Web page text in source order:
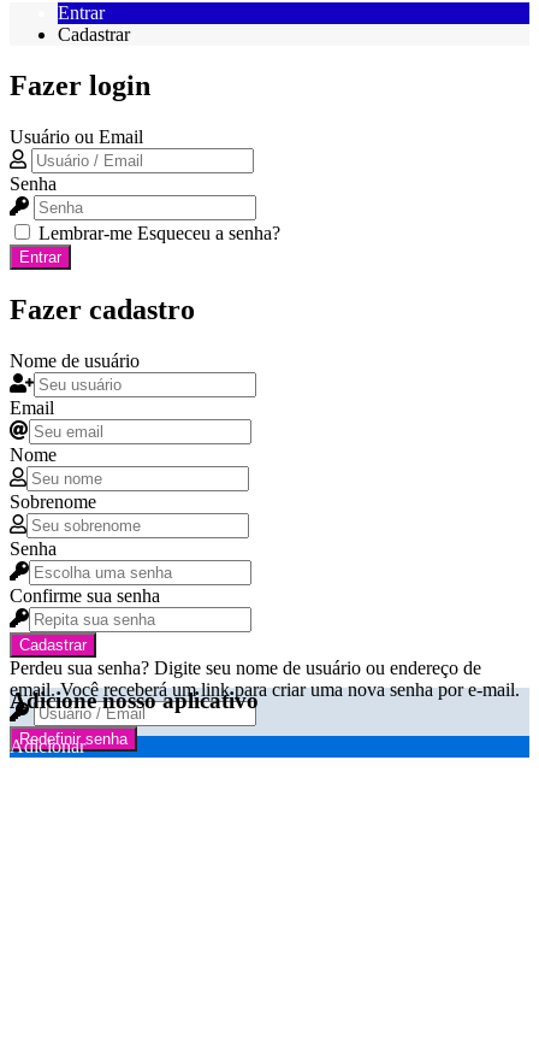
Entrar
Cadastrar
Fazer login
Usuário ou Email
Senha
Lembrar-me Esqueceu a senha?
Entrar
Fazer cadastro
Nome de usuário
Email
Nome
Sobrenome
Senha
Confirme sua senha
Cadastrar
Perdeu sua senha? Digite seu nome de usuário ou endereço de
email. Você receberá um link para criar uma nova senha por e-mail.
Redefinir senha
Adicione nosso aplicativo
Adicionar